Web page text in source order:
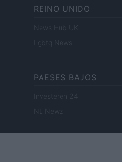
REINO UNIDO
News Hub UK
Lgbtq News
PAESES BAJOS
Investeren 24
NL Newz